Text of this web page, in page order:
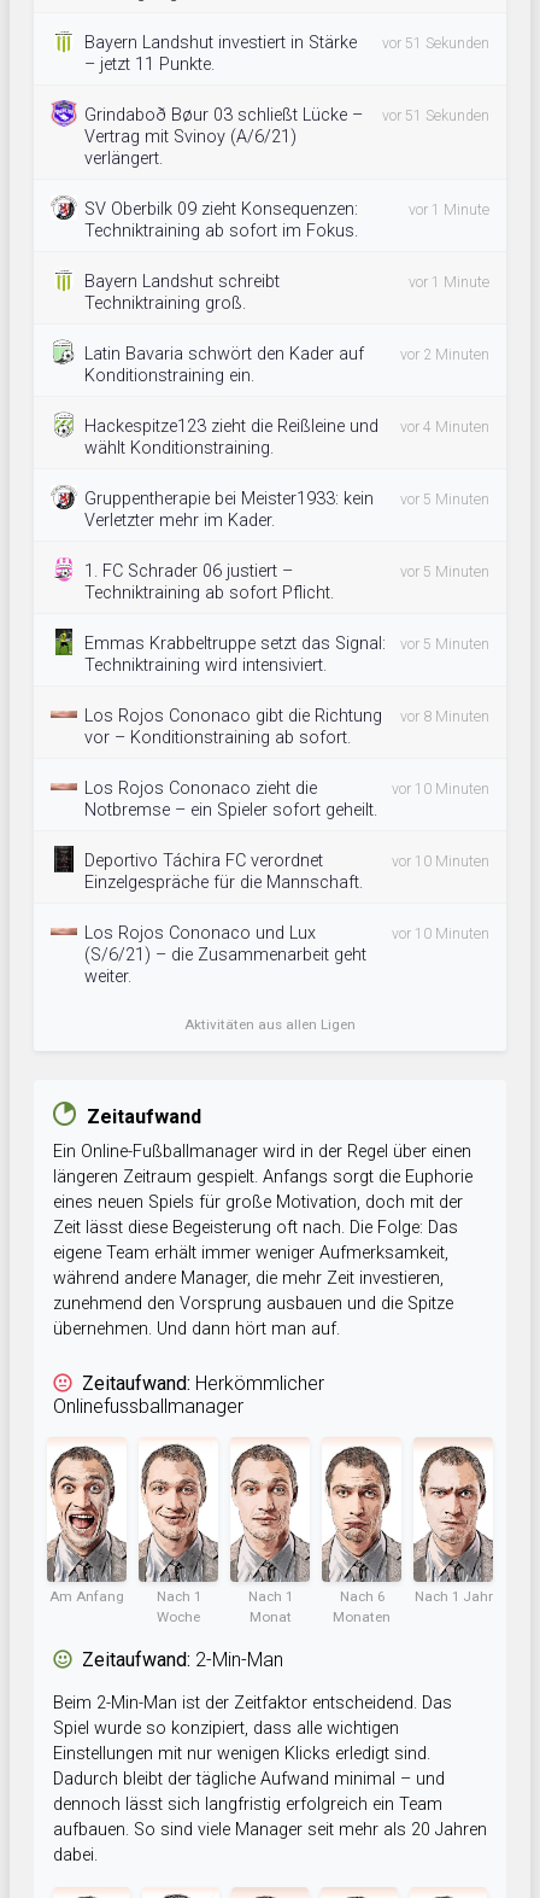
Bayern Landshut investiert in Stärke
– jetzt 11 Punkte.
vor 51 Sekunden
Grindaboð Bøur 03 schließt Lücke –
Vertrag mit Svinoy (A/6/21)
verlängert.
vor 51 Sekunden
SV Oberbilk 09 zieht Konsequenzen:
Techniktraining ab sofort im Fokus.
vor 1 Minute
Bayern Landshut schreibt
Techniktraining groß.
vor 1 Minute
Latin Bavaria schwört den Kader auf
Konditionstraining ein.
vor 2 Minuten
Hackespitze123 zieht die Reißleine und
wählt Konditionstraining.
vor 4 Minuten
Gruppentherapie bei Meister1933: kein
Verletzter mehr im Kader.
vor 5 Minuten
1. FC Schrader 06 justiert –
Techniktraining ab sofort Pflicht.
vor 5 Minuten
Emmas Krabbeltruppe setzt das Signal:
Techniktraining wird intensiviert.
vor 5 Minuten
Los Rojos Cononaco gibt die Richtung
vor – Konditionstraining ab sofort.
vor 8 Minuten
Los Rojos Cononaco zieht die
Notbremse – ein Spieler sofort geheilt.
vor 10 Minuten
Deportivo Táchira FC verordnet
Einzelgespräche für die Mannschaft.
vor 10 Minuten
Los Rojos Cononaco und Lux
(S/6/21) – die Zusammenarbeit geht
weiter.
vor 10 Minuten
Aktivitäten aus allen Ligen
Zeitaufwand
Ein Online-Fußballmanager wird in der Regel über einen
längeren Zeitraum gespielt. Anfangs sorgt die Euphorie
eines neuen Spiels für große Motivation, doch mit der
Zeit lässt diese Begeisterung oft nach. Die Folge: Das
eigene Team erhält immer weniger Aufmerksamkeit,
während andere Manager, die mehr Zeit investieren,
zunehmend den Vorsprung ausbauen und die Spitze
übernehmen. Und dann hört man auf.
Zeitaufwand: Herkömmlicher
Onlinefussballmanager
Am Anfang
Nach 1
Woche
Nach 1
Monat
Nach 6
Monaten
Nach 1 Jahr
Zeitaufwand: 2-Min-Man
Beim 2-Min-Man ist der Zeitfaktor entscheidend. Das
Spiel wurde so konzipiert, dass alle wichtigen
Einstellungen mit nur wenigen Klicks erledigt sind.
Dadurch bleibt der tägliche Aufwand minimal – und
dennoch lässt sich langfristig erfolgreich ein Team
aufbauen. So sind viele Manager seit mehr als 20 Jahren
dabei.